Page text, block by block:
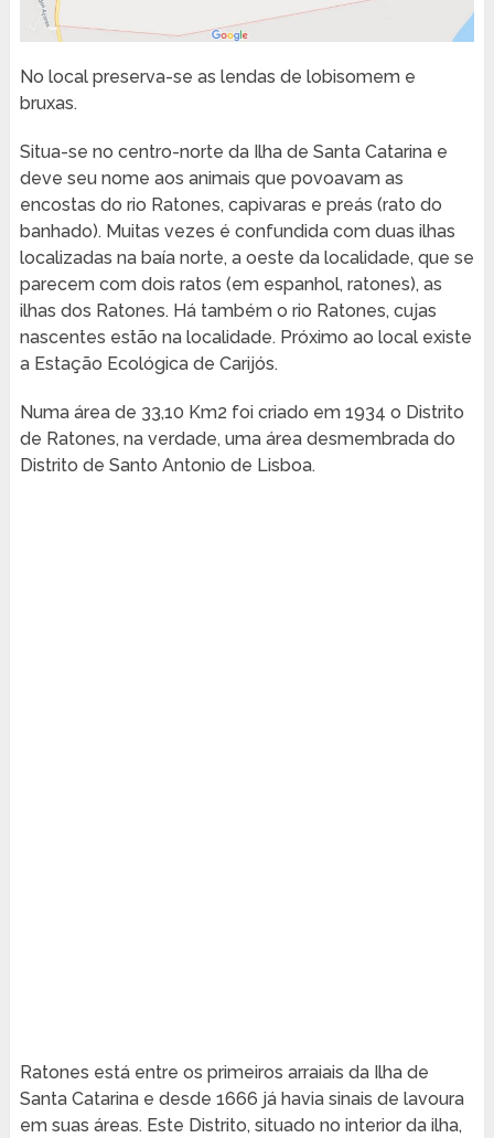
No local preserva-se as lendas de lobisomem e
bruxas.
Situa-se no centro-norte da Ilha de Santa Catarina e
deve seu nome aos animais que povoavam as
encostas do rio Ratones, capivaras e preás (rato do
banhado). Muitas vezes é confundida com duas ilhas
localizadas na baía norte, a oeste da localidade, que se
parecem com dois ratos (em espanhol, ratones), as
ilhas dos Ratones. Há também o rio Ratones, cujas
nascentes estão na localidade. Próximo ao local existe
a Estação Ecológica de Carijós.
Numa área de 33,10 Km2 foi criado em 1934 o Distrito
de Ratones, na verdade, uma área desmembrada do
Distrito de Santo Antonio de Lisboa.
Ratones está entre os primeiros arraiais da Ilha de
Santa Catarina e desde 1666 já havia sinais de lavoura
em suas áreas. Este Distrito, situado no interior da ilha,